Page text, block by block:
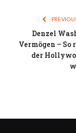
Denzel
Vermögen – So
der